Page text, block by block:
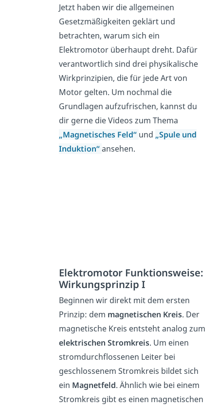
Jetzt haben wir die allgemeinen
Gesetzmäßigkeiten geklärt und
betrachten, warum sich ein
Elektromotor überhaupt dreht. Dafür
verantwortlich sind drei physikalische
Wirkprinzipien, die für jede Art von
Motor gelten. Um nochmal die
Grundlagen aufzufrischen, kannst du
dir gerne die Videos zum Thema
„Magnetisches Feld“ und „Spule und
Induktion“ansehen.
Elektromotor Funktionsweise:
Wirkungsprinzip I
Beginnen wir direkt mit dem ersten
Prinzip: dem magnetischen Kreis. Der
magnetische Kreis entsteht analog zum
elektrischen Stromkreis. Um einen
stromdurchflossenen Leiter bei
geschlossenem Stromkreis bildet sich
ein Magnetfeld. Ähnlich wie bei einem
Stromkreis gibt es einen magnetischen